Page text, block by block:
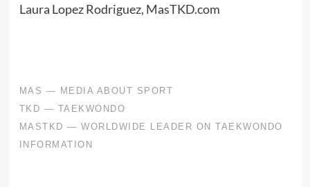
Laura Lopez Rodriguez, MasTKD.com